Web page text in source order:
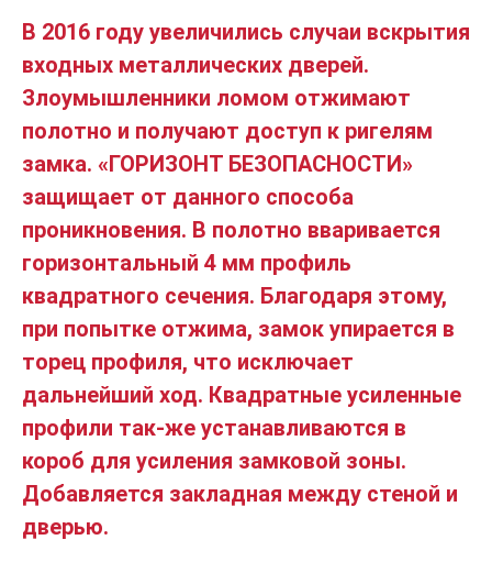
В 2016 году увеличились случаи вскрытия
входных металлических дверей.
Злоумышленники ломом отжимают
полотно и получают доступ к ригелям
замка. «ГОРИЗОНТ БЕЗОПАСНОСТИ»
защищает от данного способа
проникновения. В полотно вваривается
горизонтальный 4 мм профиль
квадратного сечения. Благодаря этому,
при попытке отжима, замок упирается в
торец профиля, что исключает
дальнейший ход. Квадратные усиленные
профили так-же устанавливаются в
короб для усиления замковой зоны.
Добавляется закладная между стеной и
дверью.